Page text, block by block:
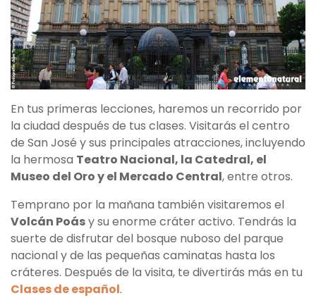
En tus primeras lecciones, haremos un recorrido por
la ciudad después de tus clases. Visitarás el centro
de San José y sus principales atracciones, incluyendo
la hermosa Teatro Nacional, la Catedral, el
Museo del Oro y el Mercado Central, entre otros.
Temprano por la mañana también visitaremos el
Volcán Poásy su enorme cráter activo. Tendrás la
suerte de disfrutar del bosque nuboso del parque
nacional y de las pequeñas caminatas hasta los
cráteres. Después de la visita, te divertirás más en tu
Clases de español.